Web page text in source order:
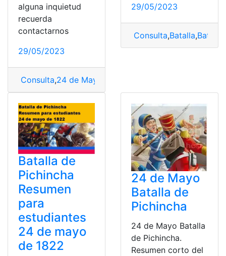
alguna inquietud
recuerda
contactarnos
29/05/2023
Consulta,24 de Mayo
29/05/2023
Consulta,Batalla,Batalla
Batalla de
Pichincha
Resumen
para
estudiantes
24 de mayo
de 1822
24 de Mayo
Batalla de
Pichincha
24 de Mayo Batalla
de Pichincha.
Resumen corto del